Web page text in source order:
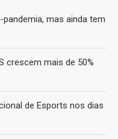
pandemia, mas ainda tem
crescem mais de 50%
de Esports nos dias